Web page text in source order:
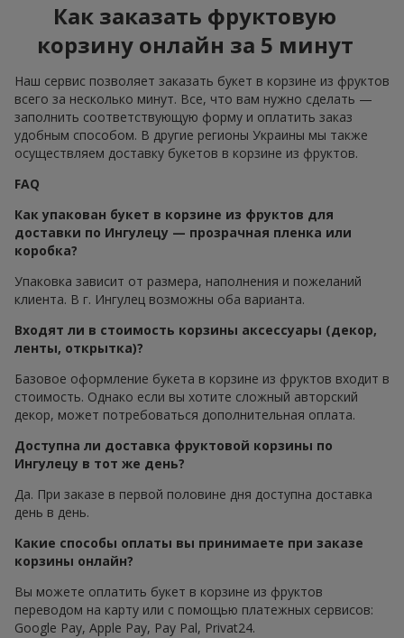
Как заказать фруктовую
корзину онлайн за 5 минут
Наш сервис позволяет заказать букет в корзине из фруктов
всего за несколько минут. Все, что вам нужно сделать —
заполнить соответствующую форму и оплатить заказ
удобным способом. В другие регионы Украины мы также
осуществляем доставку букетов в корзине из фруктов.
FAQ
Как упакован букет в корзине из фруктов для
доставки по Ингулецу — прозрачная пленка или
коробка?
Упаковка зависит от размера, наполнения и пожеланий
клиента. В г. Ингулец возможны оба варианта.
Входят ли в стоимость корзины аксессуары (декор,
ленты, открытка)?
Базовое оформление букета в корзине из фруктов входит в
стоимость. Однако если вы хотите сложный авторский
декор, может потребоваться дополнительная оплата.
Доступна ли доставка фруктовой корзины по
Ингулецу в тот же день?
Да. При заказе в первой половине дня доступна доставка
день в день.
Какие способы оплаты вы принимаете при заказе
корзины онлайн?
Вы можете оплатить букет в корзине из фруктов
переводом на карту или с помощью платежных сервисов:
Google Pay, Apple Pay, Pay Pal, Privat24.